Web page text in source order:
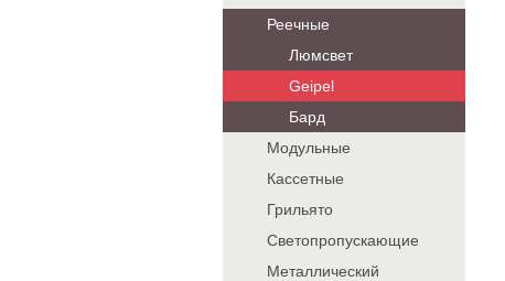
Реечные
Люмсвет
Geipel
Бард
Модульные
Кассетные
Грильято
Светопропускающие
Металлический